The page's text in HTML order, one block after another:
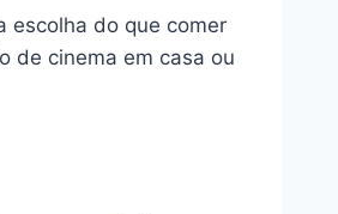
escolha do que comer
de cinema em casa ou